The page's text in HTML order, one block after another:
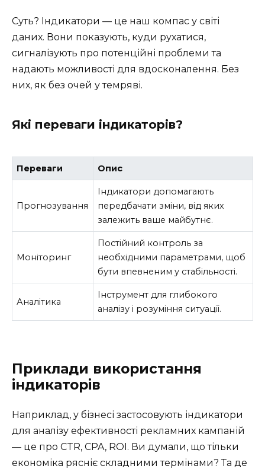
Суть? Індикатори — це наш компас у світі
даних. Вони показують, куди рухатися,
сигналізують про потенційні проблеми та
надають можливості для вдосконалення. Без
них, як без очей у темряві.
Які переваги індикаторів?
Переваги Опис
Прогнозування
Індикатори допомагають
передбачати зміни, від яких
залежить ваше майбутнє.
Моніторинг
Постійний контроль за
необхідними параметрами, щоб
бути впевненим у стабільності.
Аналітика
Інструмент для глибокого
аналізу і розуміння ситуації.
Приклади використання
індикаторів
Наприклад, у бізнесі застосовують індикатори
для аналізу ефективності рекламних кампаній
— це про CTR, CPA, ROI. Ви думали, що тільки
економіка рясніє складними термінами? Та де